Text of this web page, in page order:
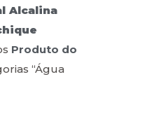
Alcalina
Produto do
“Água